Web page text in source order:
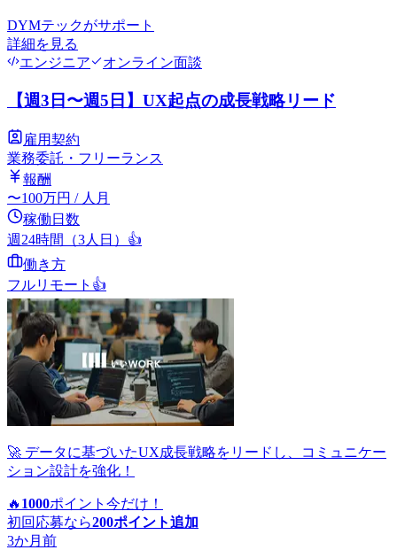
DYMテックがサポート
詳細を見る
エンジニア
オンライン面談
【週3日〜週5日】UX起点の成長戦略リード
雇用契約
業務委託・フリーランス
報酬
〜100万円 / 人月
稼働日数
週24時間（3人日） 👍
働き方
フルリモート 👍
🚀 データに基づいたUX成長戦略をリードし、コミュニケー
ション設計を強化！
🔥 1000ポイント 今だけ！
初回応募なら200ポイント追加
3か月前